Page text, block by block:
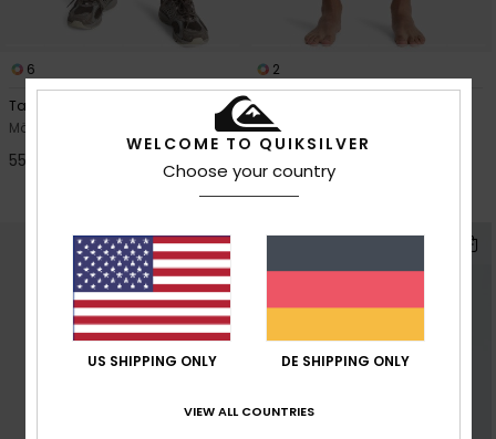
6
Taxer 18"
Männer Schwarz Cordshorts
55,00 €
2
Original Btz Stripe 18"
Männer Blau Boardshorts
WELCOME TO QUIKSILVER
Choose your country
US SHIPPING ONLY DE SHIPPING ONLY
VIEW ALL COUNTRIES